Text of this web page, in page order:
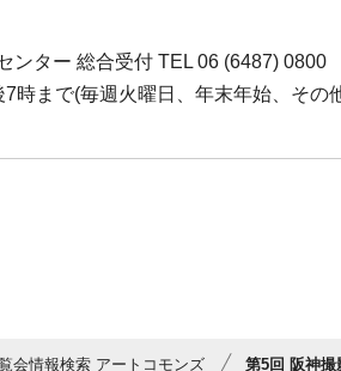
ンター 総合受付 TEL 06 (6487) 0800
時まで(毎週火曜日、年末年始、その
会情報検索 アートコモンズ 第5回 阪神撮